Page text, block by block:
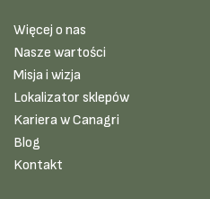
Więcej o nas
Nasze wartości
Misja i wizja
Lokalizator sklepów
Kariera w Canagri
Blog
Kontakt